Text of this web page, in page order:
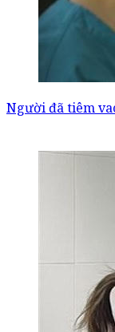
Người đã tiêm